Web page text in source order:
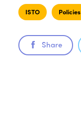
ISTO Policies
Share